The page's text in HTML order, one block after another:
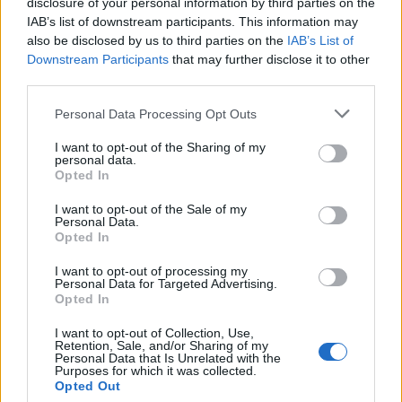
IAB’s list of downstream participants. This information may
also be disclosed by us to third parties on the IAB’s List of
Downstream Participants that may further disclose it to other
Please note that this website/app uses one or more Google
not limited to your visit or usage behaviour. You may click to
grant or deny consent to Google and its third-party tags to
use your data for below specified purposes in below Google
consent section.
Personal Data Processing Opt Outs
I want to opt-out of the Sharing of my
personal data.
Opted In
I want to opt-out of the Sale of my
Personal Data.
Opted In
I want to opt-out of processing my
Personal Data for Targeted Advertising.
Opted In
I want to opt-out of Collection, Use,
Retention, Sale, and/or Sharing of my
Personal Data that Is Unrelated with the
Purposes for which it was collected.
Opted Out
ICA Milano presenta mostre, concerti e letture per
NEWS E ATTUALITÀ